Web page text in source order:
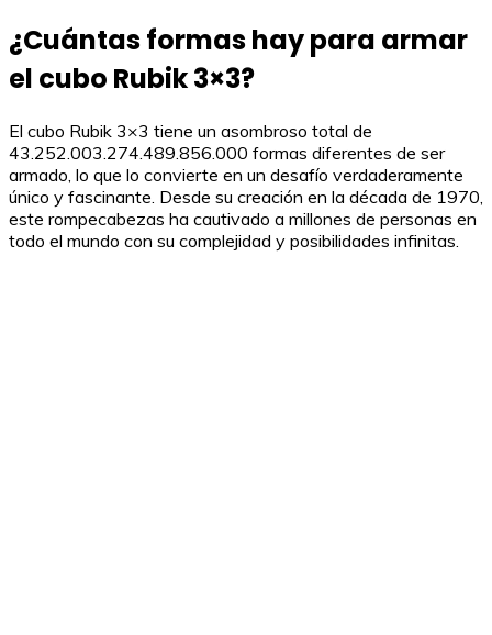
¿Cuántas formas hay para armar
el cubo Rubik 3×3?
El cubo Rubik 3×3 tiene un asombroso total de
43.252.003.274.489.856.000 formas diferentes de ser
armado, lo que lo convierte en un desafío verdaderamente
único y fascinante. Desde su creación en la década de 1970,
este rompecabezas ha cautivado a millones de personas en
todo el mundo con su complejidad y posibilidades infinitas.